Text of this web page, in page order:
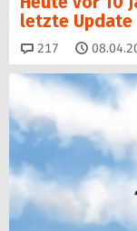
letzte Update
217 Kommentare